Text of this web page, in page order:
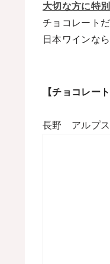
大切な方に特
チョコレート
日本ワインな
【チョコレー
長野 アルプ